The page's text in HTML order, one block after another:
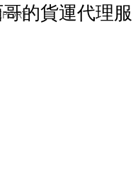
的貨運代理服